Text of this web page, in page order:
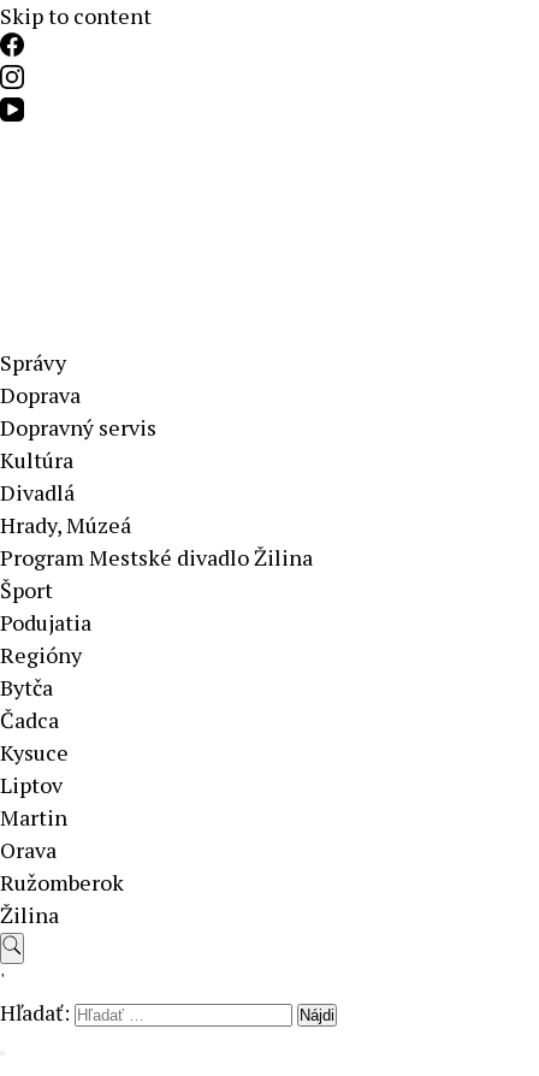
Skip to content
Aktuálne správy – severné Slovensko
Správy
Doprava
Dopravný servis
Kultúra
Divadlá
Hrady, Múzeá
Program Mestské divadlo Žilina
Šport
Podujatia
Regióny
Bytča
Čadca
Kysuce
Liptov
Martin
Orava
Ružomberok
Žilina
'
Hľadať: